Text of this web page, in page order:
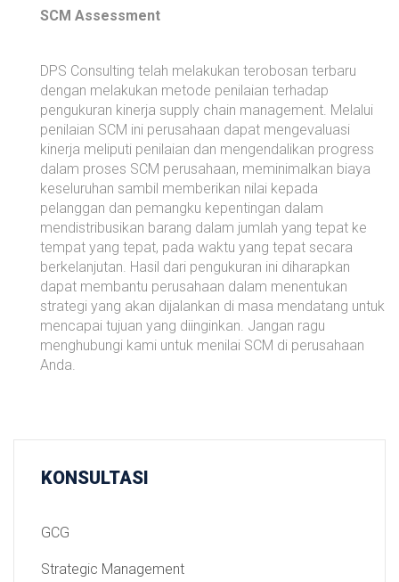
SCM Assessment
DPS Consulting telah melakukan terobosan terbaru
dengan melakukan metode penilaian terhadap
pengukuran kinerja supply chain management. Melalui
penilaian SCM ini perusahaan dapat mengevaluasi
kinerja meliputi penilaian dan mengendalikan progress
dalam proses SCM perusahaan, meminimalkan biaya
keseluruhan sambil memberikan nilai kepada
pelanggan dan pemangku kepentingan dalam
mendistribusikan barang dalam jumlah yang tepat ke
tempat yang tepat, pada waktu yang tepat secara
berkelanjutan. Hasil dari pengukuran ini diharapkan
dapat membantu perusahaan dalam menentukan
strategi yang akan dijalankan di masa mendatang untuk
mencapai tujuan yang diinginkan. Jangan ragu
menghubungi kami untuk menilai SCM di perusahaan
Anda.
KONSULTASI
GCG
Strategic Management